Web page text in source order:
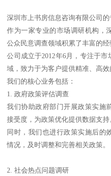
深圳市上书房信息咨询有限公司的
作为一家专业的市场调研机构，
公众民意调查领域积累了丰富的经
公司成立于2012年6月，专注于
域，致力于为客户提供精准、高效
我们的核心业务包括：
1. 政府政策评估调查
我们协助政府部门开展政策实施
接受度，为政策优化提供数据支持
同时，我们也进行政策实施后的
情况，及时调整和完善相关政策。
2. 社会热点问题调研